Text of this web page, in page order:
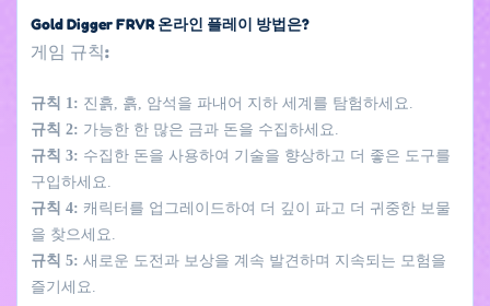
Gold Digger FRVR 온라인 플레이 방법은?
게임 규칙:
규칙 1: 진흙, 흙, 암석을 파내어 지하 세계를 탐험하세요.
규칙 2: 가능한 한 많은 금과 돈을 수집하세요.
규칙 3: 수집한 돈을 사용하여 기술을 향상하고 더 좋은 도구를
구입하세요.
규칙 4: 캐릭터를 업그레이드하여 더 깊이 파고 더 귀중한 보물
을 찾으세요.
규칙 5: 새로운 도전과 보상을 계속 발견하며 지속되는 모험을
즐기세요.